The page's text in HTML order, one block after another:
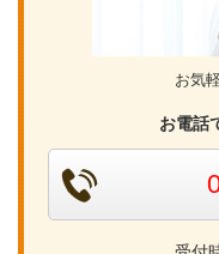
お気
お電話